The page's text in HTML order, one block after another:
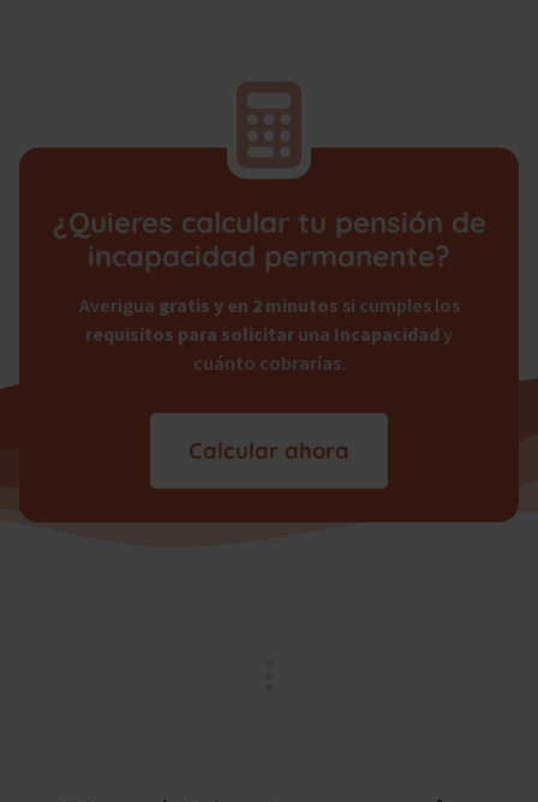
¿Quieres calcular tu pensión de
incapacidad permanente?
Averigua gratis y en 2 minutos si cumples los
requisitos para solicitaruna Incapacidady
cuánto cobrarías.
Calcular ahora